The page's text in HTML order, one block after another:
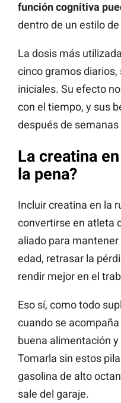
función cognitiva
dentro de un estilo
La dosis más
cinco gramos diarios,
iniciales. Su efecto
con el tiempo, y sus
después de
La creatina
la pena?
Incluir creatina en la
convertirse en atleta
aliado para
edad, retrasar la
rendir mejor en el
Eso sí, como todo
cuando se
buena alimentación
Tomarla sin estos
gasolina de alto
sale del garaje.